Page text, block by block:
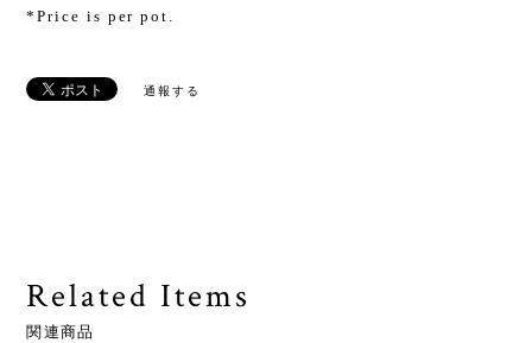
*Price is per pot.
通報する
Related Items
関連商品